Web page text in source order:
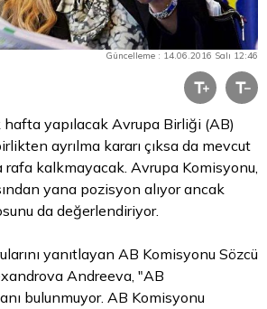
Güncelleme : 14.06.2016 Salı 12:46
yapılacak Avrupa Birliği (AB)
ayrılma kararı çıksa da mevcut
kalkmayacak. Avrupa Komisyonu,
yana pozisyon alıyor ancak
da değerlendiriyor.
yanıtlayan AB Komisyonu Sözcü
Andreeva, "AB
bulunmuyor. AB Komisyonu